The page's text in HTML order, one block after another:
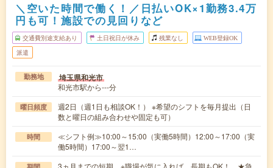
＼空いた時間で働く！／日払いOK×1勤務3.4万
円も可！施設での見回りなど
交通費別途支給あり 土日祝日が休み 残業なし WEB登録OK
派遣
勤務地 埼玉県和光市
和光市駅から---分
曜日頻度
週2日（週1日も相談OK！） ※希望のシフトを毎月提出（日
数と曜日の組み合わせや固定も可）
時間
≪シフト例≫10:00～15:00（実働5時間）12:00～17:00（実
働5時間）17:00～翌1…
3ヵ月までの短期 ※職場が気に入れば、長期もOK！ ★急